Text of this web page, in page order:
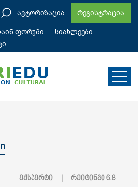
ავტორიზაცია
რეგისტრაცია
ფორუმი
სიახლეები
ექსპერტი | რეიტინგი 6.8